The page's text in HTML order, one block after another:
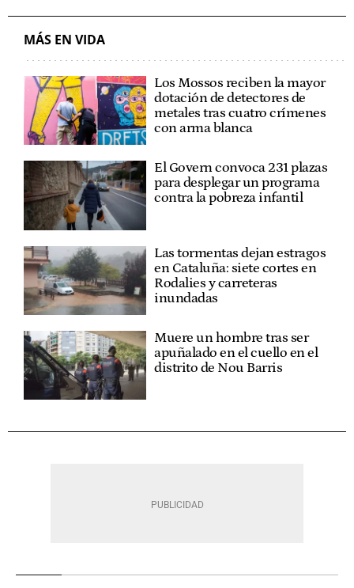
MÁS EN VIDA
Los Mossos reciben la mayor
dotación de detectores de
metales tras cuatro crímenes
con arma blanca
El Govern convoca 231 plazas
para desplegar un programa
contra la pobreza infantil
Las tormentas dejan estragos
en Cataluña: siete cortes en
Rodalies y carreteras
inundadas
Muere un hombre tras ser
apuñalado en el cuello en el
distrito de Nou Barris